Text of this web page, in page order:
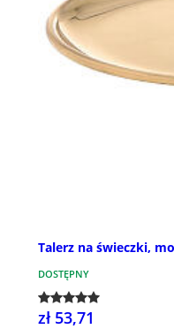
Talerz na świeczki,
DOSTĘPNY
zł 53,71